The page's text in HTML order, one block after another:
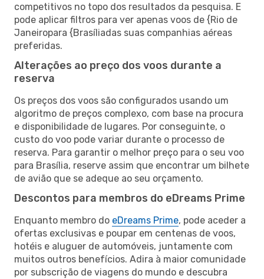
competitivos no topo dos resultados da pesquisa. E
pode aplicar filtros para ver apenas voos de {Rio de
Janeiropara {Brasíliadas suas companhias aéreas
preferidas.
Alterações ao preço dos voos durante a
reserva
Os preços dos voos são configurados usando um
algoritmo de preços complexo, com base na procura
e disponibilidade de lugares. Por conseguinte, o
custo do voo pode variar durante o processo de
reserva. Para garantir o melhor preço para o seu voo
para Brasília, reserve assim que encontrar um bilhete
de avião que se adeque ao seu orçamento.
Descontos para membros do eDreams Prime
Enquanto membro do eDreams Prime, pode aceder a
ofertas exclusivas e poupar em centenas de voos,
hotéis e aluguer de automóveis, juntamente com
muitos outros benefícios. Adira à maior comunidade
por subscrição de viagens do mundo e descubra